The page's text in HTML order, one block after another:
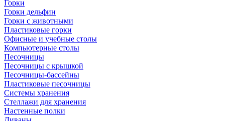
Горки
Горки дельфин
Горки с животными
Пластиковые горки
Офисные и учебные столы
Компьютерные столы
Песочницы
Песочницы с крышкой
Песочницы-бассейны
Пластиковые песочницы
Системы хранения
Стеллажи для хранения
Настенные полки